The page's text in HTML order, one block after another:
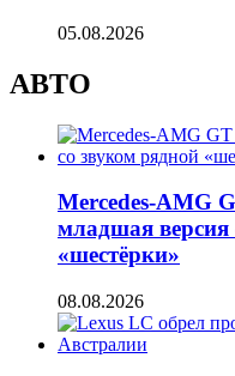
05.08.2026
АВТО
Mercedes-AMG
младшая версия
«шестёрки»
08.08.2026